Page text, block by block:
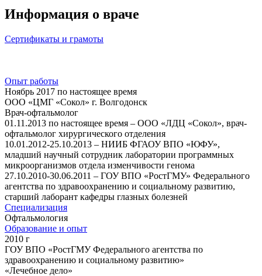
Информация о враче
Сертификаты и грамоты
Опыт работы
Ноябрь 2017 по настоящее время
ООО «ЦМГ «Сокол» г. Волгодонск
Врач-офтальмолог
01.11.2013 по настоящее время – ООО «ЛДЦ «Сокол», врач-
офтальмолог хирургического отделения
10.01.2012-25.10.2013 – НИИБ ФГАОУ ВПО «ЮФУ»,
младший научный сотрудник лаборатории программных
микроорганизмов отдела изменчивости генома
27.10.2010-30.06.2011 – ГОУ ВПО «РостГМУ» Федерального
агентства по здравоохранению и социальному развитию,
старший лаборант кафедры глазных болезней
Специализация
Офтальмология
Образование и опыт
2010 г
ГОУ ВПО «РостГМУ Федерального агентства по
здравоохранению и социальному развитию»
«Лечебное дело»